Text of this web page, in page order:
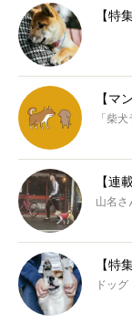
【特
【マ
「柴
【連
山名さ
【特
ドッ